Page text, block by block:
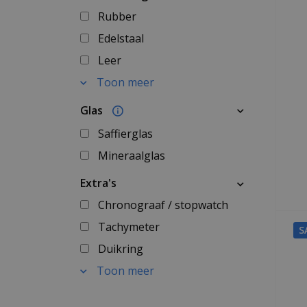
Rubber
Edelstaal
Leer
Toon meer
Glas
Saffierglas
Mineraalglas
Extra's
Chronograaf / stopwatch
Tachymeter
Duikring
Toon meer